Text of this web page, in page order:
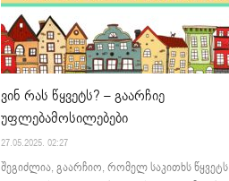
ვინ რას წყვეტს? – გაარჩიე
უფლებამოსილებები
27.05.2025. 02:27
შეგიძლია, გაარჩიო, რომელ საკითხს წყვეტს